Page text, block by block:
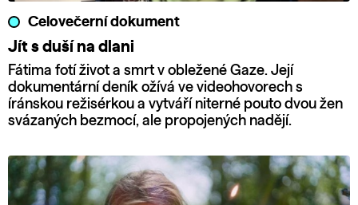
Celovečerní dokument
Jít s duší na dlani
Fátima fotí život a smrt v obležené Gaze. Její
dokumentární deník ožívá ve videohovorech s
íránskou režisérkou a vytváří niterné pouto dvou žen
svázaných bezmocí, ale propojených nadějí.